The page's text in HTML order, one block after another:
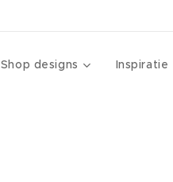
Shop designs Inspiratie